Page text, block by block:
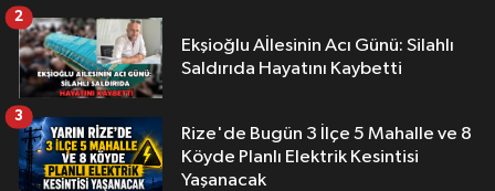
Ekşioğlu Aİlesinin Acı Günü: Silahlı
Saldırıda Hayatını Kaybetti
2
Rize'de Bugün 3 İlçe 5 Mahalle ve 8
Köyde Planlı Elektrik Kesintisi
Yaşanacak
3